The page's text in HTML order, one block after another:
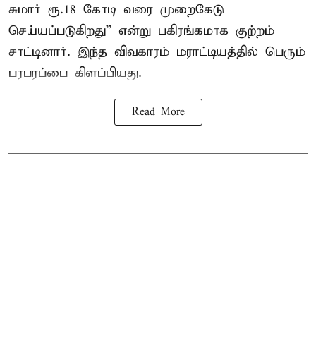
சுமார் ரூ.18 கோடி வரை முறைகேடு
செய்யப்படுகிறது” என்று பகிரங்கமாக குற்றம்
சாட்டினார். இந்த விவகாரம் மராட்டியத்தில் பெரும்
பரபரப்பை கிளப்பியது.
Read More